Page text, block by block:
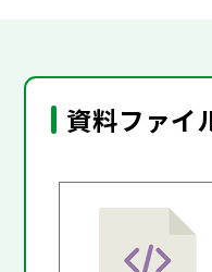
資料ファイ